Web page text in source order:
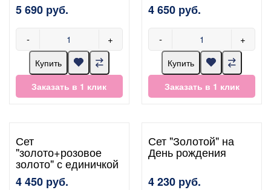
5 690 руб.
- +
Купить
Заказать в 1 клик
4 650 руб.
- +
Купить
Заказать в 1 клик
Сет
"золото+розовое
золото" с единичкой
4 450 руб.
Сет "Золотой" на
День рождения
4 230 руб.